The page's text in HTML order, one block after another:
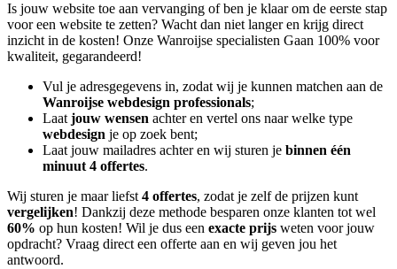
Is jouw website toe aan vervanging of ben je klaar om de eerste stap
voor een website te zetten? Wacht dan niet langer en krijg direct
inzicht in de kosten! Onze Wanroijse specialisten Gaan 100% voor
kwaliteit, gegarandeerd!
Vul je adresgegevens in, zodat wij je kunnen matchen aan de
Wanroijse webdesign professionals;
Laat jouw wensen achter en vertel ons naar welke type
webdesign je op zoek bent;
Laat jouw mailadres achter en wij sturen je binnen één
minuut 4 offertes.
Wij sturen je maar liefst 4 offertes, zodat je zelf de prijzen kunt
vergelijken! Dankzij deze methode besparen onze klanten tot wel
60% op hun kosten! Wil je dus een exacte prijs weten voor jouw
opdracht? Vraag direct een offerte aan en wij geven jou het
antwoord.